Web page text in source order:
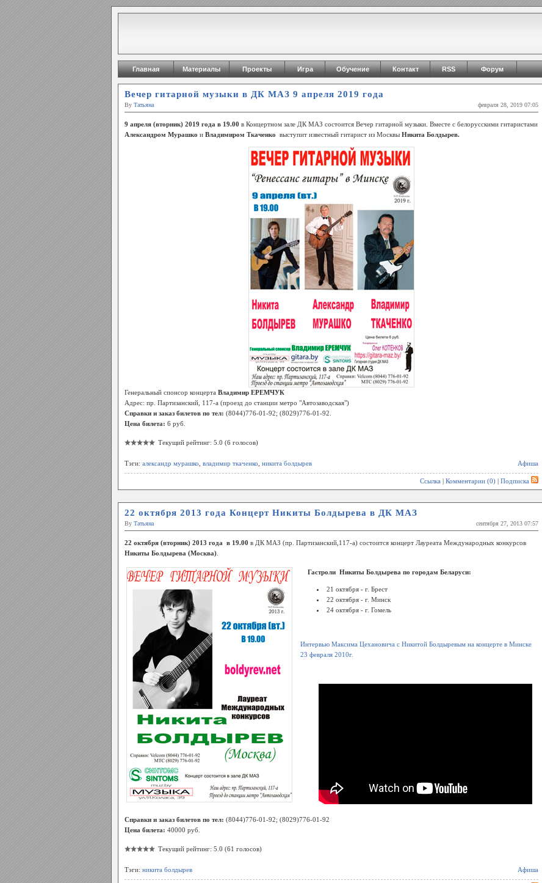
Главная Материалы Проекты Игра Обучение Контакт RSS Форум
Вечер гитарной музыки в ДК МАЗ 9 апреля 2019 года
By Татьяна февраля 28, 2019 07:05
9 апреля (вторник) 2019 года в 19.00 в Концертном зале ДК МАЗ состоится Вечер гитарной музыки. Вместе с белорусскими гитаристами
Александром Мурашко и Владимиром Ткаченко выступит известный гитарист из Москвы Никита Болдырев.
Генеральный спонсор концерта Владимир ЕРЕМЧУК
Адрес: пр. Партизанский, 117-а (проезд до станции метро "Автозаводская")
Справки и заказ билетов по тел: (8044)776-01-92; (8029)776-01-92.
Цена билета: 6 руб.
Текущий рейтинг: 5.0 (6 голосов)
Тэги: александр мурашко владимир ткаченко никита болдырев Афиша
Ссылка | Комментарии (0) | Подписка
22 октября 2013 года Концерт Никиты Болдырева в ДК МАЗ
By Татьяна сентября 27, 2013 07:57
22 октября (вторник) 2013 года в 19.00 в ДК МАЗ (пр. Партизанский,117-а) состоится концерт Лауреата Международных конкурсов
Никиты Болдырева (Москва)
Гастроли Никиты Болдырева по городам Беларуси:
21 октября - г. Брест
22 октября - г. Минск
24 октября - г. Гомель
Интервью Максима Цехановича с Никитой Болдыревым на концерте в Минске
23 февраля 2010г.
Справки и заказ билетов по тел: (8044)776-01-92; (8029)776-01-92
Цена билета: 40000 руб.
Текущий рейтинг: 5.0 (61 голосов)
Тэги: никита болдырев Афиша